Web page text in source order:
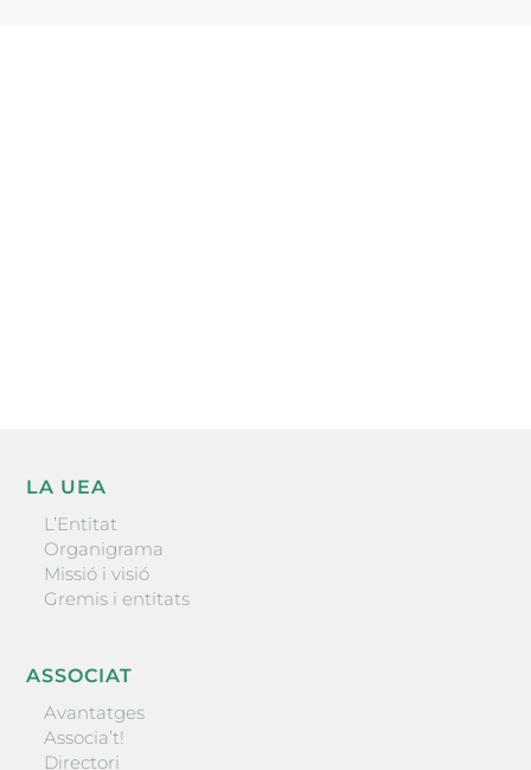
LA UEA
L’Entitat
Organigrama
Missió i visió
Gremis i entitats
ASSOCIAT
Avantatges
Associa’t!
Directori